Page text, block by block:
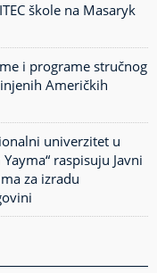
škole na Masaryk
i programe stručnog
Američkih
univerzitet u
raspisuju Javni
za izradu